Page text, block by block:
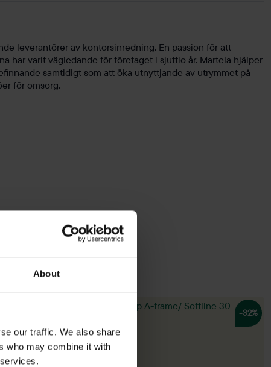
About
our traffic. We also share
who may combine it with
leverantörer av kontorsinredning. En passion för att
har varit vägledande för företaget i sjuttio år. Martela hjälper
samtidigt som att öka utnyttjande av utrymmet på
för omsorg.
-32%